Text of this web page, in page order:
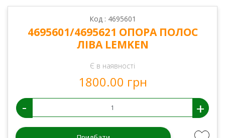
Код : 4695601
4695601/4695621 ОПОРА ПОЛОС
ЛІВА LEMKEN
Є в наявності
1800.00 грн
- +